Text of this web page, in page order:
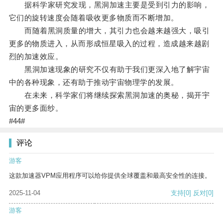
据科学家研究发现，黑洞加速主要是受到引力的影响，
它们的旋转速度会随着吸收更多物质而不断增加。
而随着黑洞质量的增大，其引力也会越来越强大，吸引
更多的物质进入，从而形成恒星吸入的过程，造成越来越剧
烈的加速效应。
黑洞加速现象的研究不仅有助于我们更深入地了解宇宙
中的各种现象，还有助于推动宇宙物理学的发展。
在未来，科学家们将继续探索黑洞加速的奥秘，揭开宇
宙的更多面纱。
#44#
评论
游客
这款加速器VPM应用程序可以给你提供全球覆盖和最高安全性的连接。
2025-11-04 支持[0] 反对[0]
游客